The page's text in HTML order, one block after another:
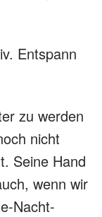
Entspann
zu werden
nicht
Seine Hand
wenn wir
Nacht-